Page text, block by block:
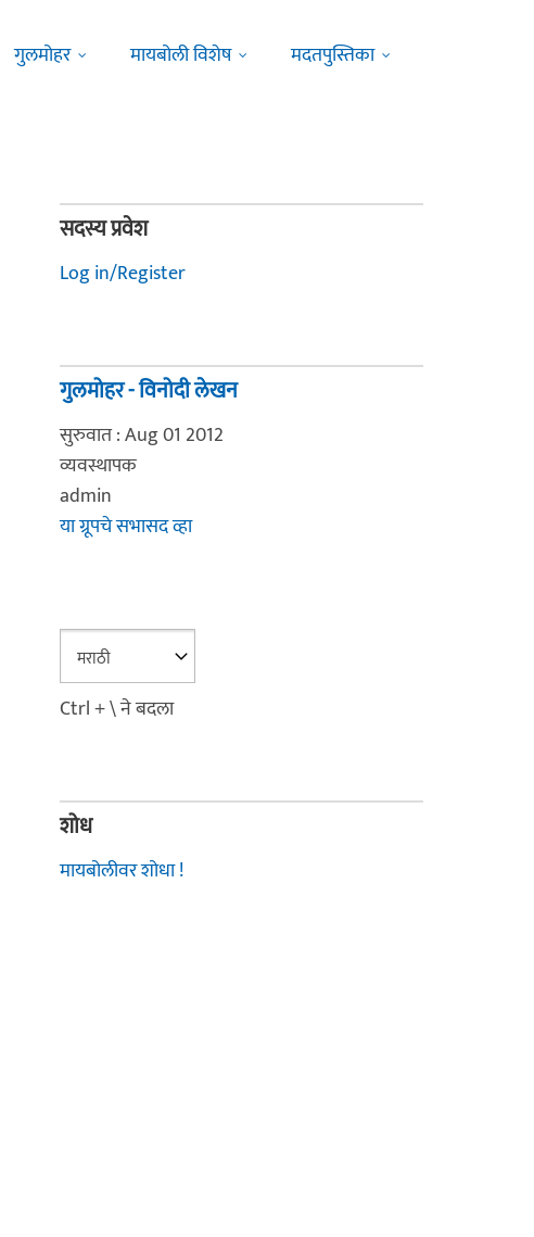
गुलमोहर मायबोली विशेष मदतपुस्तिका
सदस्य प्रवेश
Log in/Register
गुलमोहर - विनोदी लेखन
सुरुवात : Aug 01 2012
व्यवस्थापक
admin
या ग्रूपचे सभासद व्हा
Ctrl + \ ने बदला
शोध
मायबोलीवर शोधा !